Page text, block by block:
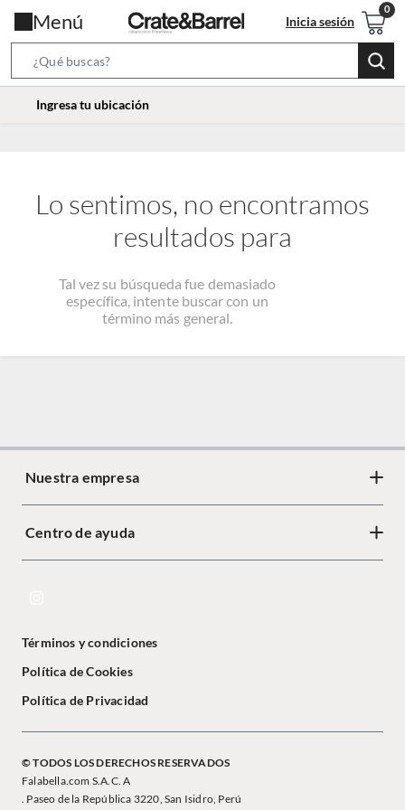
Menú Inicia sesión
Bar
location-
Ingresa tu ubicación
Lo sentimos, no encontramos
resultados para
Tal vez su búsqueda fue demasiado
específica, intente buscar con un
término más general.
Nuestra empresa
Centro de ayuda
Términos y condiciones
Política de Cookies
Política de Privacidad
© TODOS LOS DERECHOS RESERVADOS
Falabella.com S.A.C. A
. Paseo de la República 3220, San Isidro, Perú